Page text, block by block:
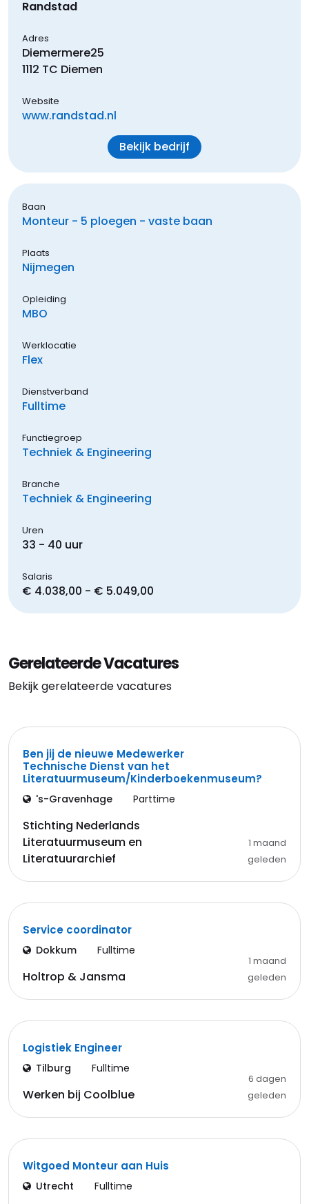
Randstad
Adres
Diemermere25
1112 TC Diemen
Website
www.randstad.nl
Bekijk bedrijf
Baan
Monteur - 5 ploegen - vaste baan
Plaats
Nijmegen
Opleiding
MBO
Werklocatie
Flex
Dienstverband
Fulltime
Functiegroep
Techniek & Engineering
Branche
Techniek & Engineering
Uren
33 - 40 uur
Salaris
€ 4.038,00 - € 5.049,00
Gerelateerde Vacatures
Bekijk gerelateerde vacatures
Ben jij de nieuwe Medewerker
Technische Dienst van het
Literatuurmuseum/Kinderboekenmuseum?
's-Gravenhage Parttime
Stichting Nederlands
Literatuurmuseum en
Literatuurarchief
1 maand
geleden
Service coordinator
Dokkum Fulltime
Holtrop & Jansma
1 maand
geleden
Logistiek Engineer
Tilburg Fulltime
Werken bij Coolblue
6 dagen
geleden
Witgoed Monteur aan Huis
Utrecht Fulltime